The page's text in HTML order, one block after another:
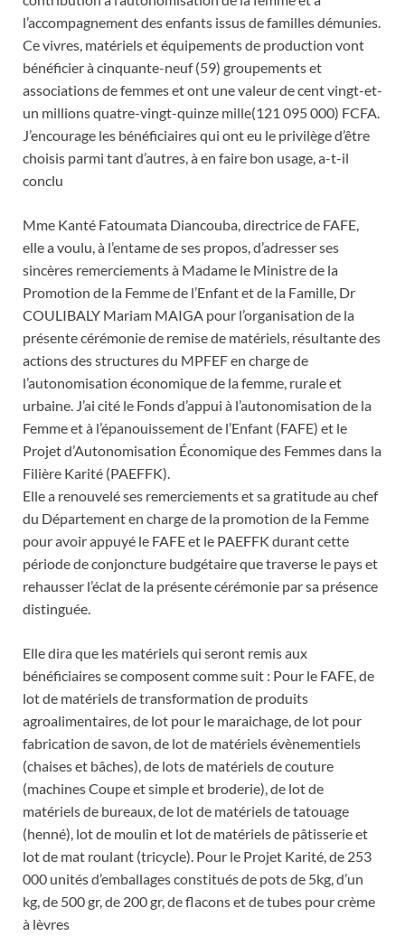
l’accompagnement des enfants issus de familles démunies.
Ce vivres, matériels et équipements de production vont
bénéficier à cinquante-neuf (59) groupements et
associations de femmes et ont une valeur de cent vingt-et-
un millions quatre-vingt-quinze mille(121 095 000) FCFA.
J’encourage les bénéficiaires qui ont eu le privilège d’être
choisis parmi tant d’autres, à en faire bon usage, a-t-il
conclu
Mme Kanté Fatoumata Diancouba, directrice de FAFE,
elle a voulu, à l’entame de ses propos, d’adresser ses
sincères remerciements à Madame le Ministre de la
Promotion de la Femme de l’Enfant et de la Famille, Dr
COULIBALY Mariam MAIGA pour l’organisation de la
présente cérémonie de remise de matériels, résultante des
actions des structures du MPFEF en charge de
l’autonomisation économique de la femme, rurale et
urbaine. J’ai cité le Fonds d’appui à l’autonomisation de la
Femme et à l’épanouissement de l’Enfant (FAFE) et le
Projet d’Autonomisation Économique des Femmes dans la
Filière Karité (PAEFFK).
Elle a renouvelé ses remerciements et sa gratitude au chef
du Département en charge de la promotion de la Femme
pour avoir appuyé le FAFE et le PAEFFK durant cette
période de conjoncture budgétaire que traverse le pays et
rehausser l’éclat de la présente cérémonie par sa présence
distinguée.
Elle dira que les matériels qui seront remis aux
bénéficiaires se composent comme suit : Pour le FAFE, de
lot de matériels de transformation de produits
agroalimentaires, de lot pour le maraichage, de lot pour
fabrication de savon, de lot de matériels évènementiels
(chaises et bâches), de lots de matériels de couture
(machines Coupe et simple et broderie), de lot de
matériels de bureaux, de lot de matériels de tatouage
(henné), lot de moulin et lot de matériels de pâtisserie et
lot de mat roulant (tricycle). Pour le Projet Karité, de 253
000 unités d’emballages constitués de pots de 5kg, d’un
kg, de 500 gr, de 200 gr, de flacons et de tubes pour crème
à lèvres